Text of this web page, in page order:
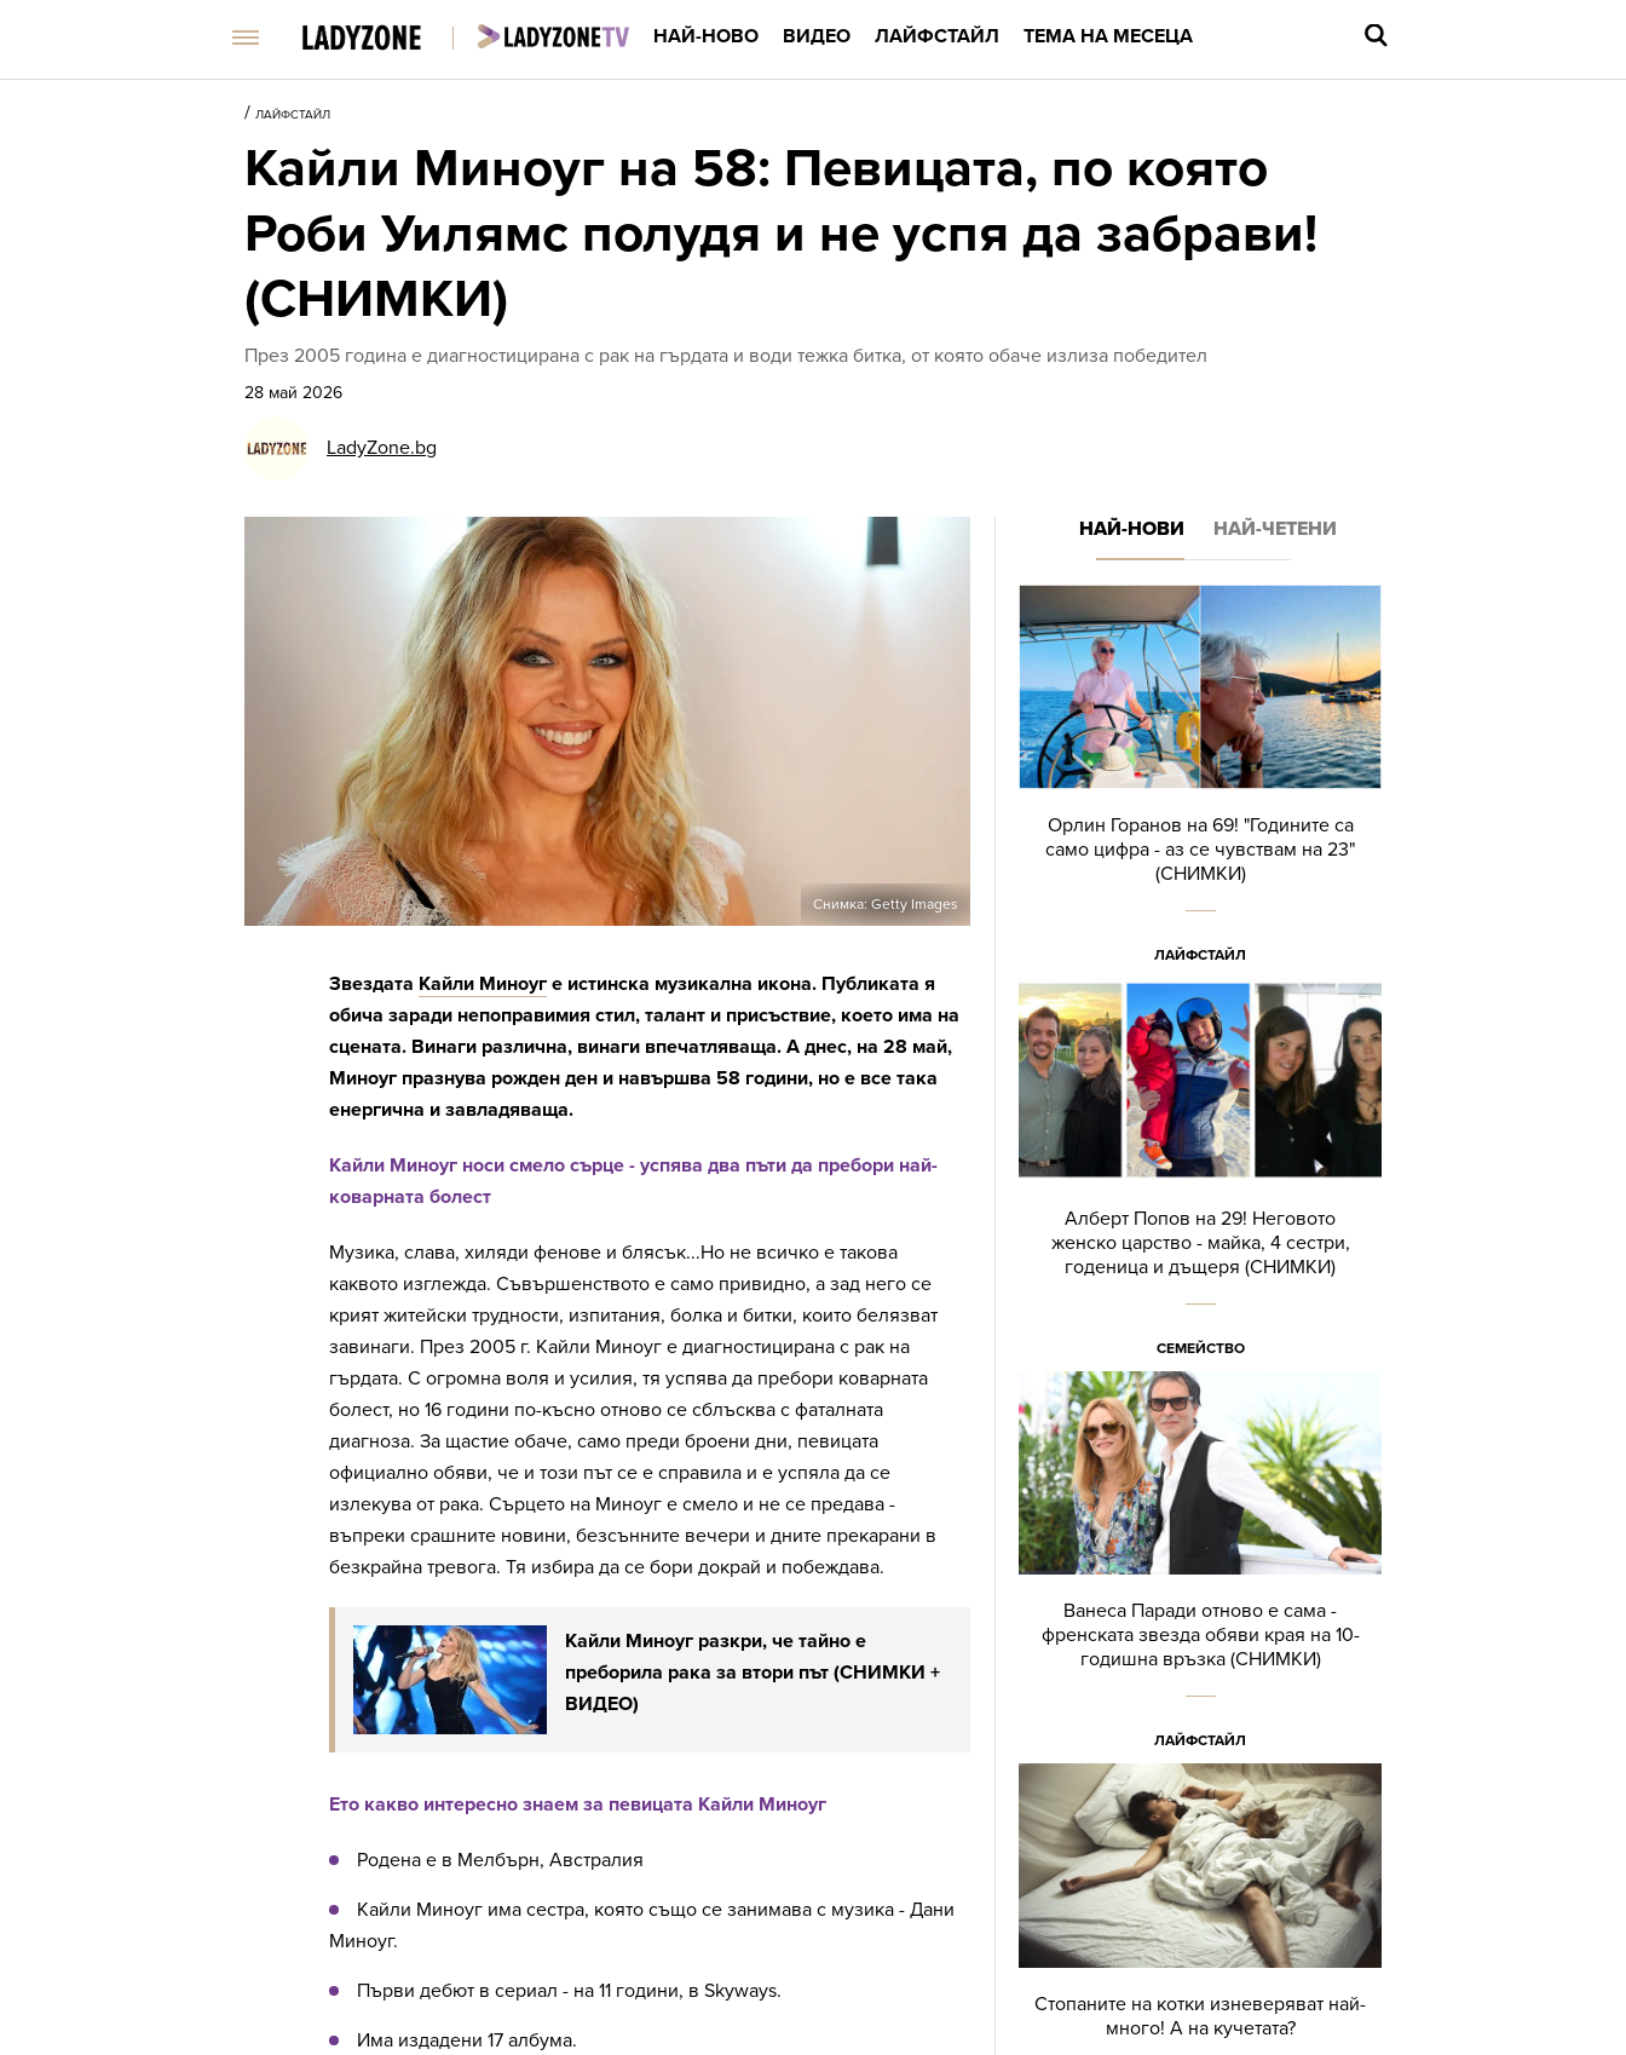
НАЙ-НОВО ВИДЕО ЛАЙФСТАЙЛ ТЕМА НА МЕСЕЦА
/ ЛАЙФСТАЙЛ
Кайли Миноуг на 58: Певицата, по която
Роби Уилямс полудя и не успя да забрави!
(СНИМКИ)
През 2005 година е диагностицирана с рак на гърдата и води тежка битка, от която обаче излиза победител
28 май 2026
LadyZone.bg
Снимка: Getty Images
Звездата Кайли Миноуг е истинска музикална икона. Публиката я
обича заради непоправимия стил, талант и присъствие, което има на
сцената. Винаги различна, винаги впечатляваща. А днес, на 28 май,
Миноуг празнува рожден ден и навършва 58 години, но е все така
енергична и завладяваща.
Кайли Миноуг носи смело сърце - успява два пъти да пребори най-
коварната болест
Музика, слава, хиляди фенове и блясък...Но не всичко е такова
каквото изглежда. Съвършенството е само привидно, а зад него се
крият житейски трудности, изпитания, болка и битки, които белязват
завинаги. През 2005 г. Кайли Миноуг е диагностицирана с рак на
гърдата. С огромна воля и усилия, тя успява да пребори коварната
болест, но 16 години по-късно отново се сблъсква с фаталната
диагноза. За щастие обаче, само преди броени дни, певицата
официално обяви, че и този път се е справила и е успяла да се
излекува от рака. Сърцето на Миноуг е смело и не се предава -
въпреки срашните новини, безсънните вечери и дните прекарани в
безкрайна тревога. Тя избира да се бори докрай и побеждава.
Кайли Миноуг разкри, че тайно е
преборила рака за втори път (СНИМКИ +
ВИДЕО)
Ето какво интересно знаем за певицата Кайли Миноуг
Родена е в Мелбърн, Австралия
Кайли Миноуг има сестра, която също се занимава с музика - Дани
Миноуг.
Първи дебют в сериал - на 11 години, в Skyways.
Има издадени 17 албума.
НАЙ-НОВИ НАЙ-ЧЕТЕНИ
Орлин Горанов на 69! "Годините са
само цифра - аз се чувствам на 23"
(СНИМКИ)
ЛАЙФСТАЙЛ
Алберт Попов на 29! Неговото
женско царство - майка, 4 сестри,
годеница и дъщеря (СНИМКИ)
СЕМЕЙСТВО
Ванеса Паради отново е сама -
френската звезда обяви края на 10-
годишна връзка (СНИМКИ)
ЛАЙФСТАЙЛ
Стопаните на котки изневеряват най-
много! А на кучетата?